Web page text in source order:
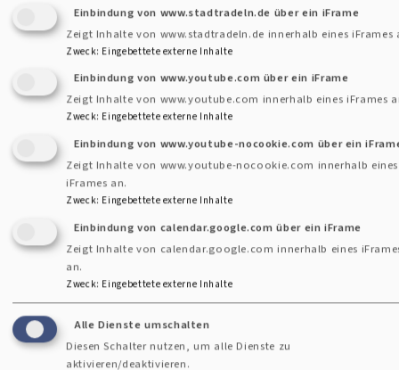
E-
Mail
an
das
Fußbereichsmenü
Impressum
Kontakt
Cookie-Einstellungen
Newsletter
Datenschutzerklärung
Barrierefreiheitserklärung
Anmelden
Einbindung von www.stadtradeln.de über ein iFrame
Zeigt Inhalte von www.stadtradeln.de innerhalb eines iFrames
Zweck: Eingebettete externe Inhalte
Einbindung von www.youtube.com über ein iFrame
Zeigt Inhalte von www.youtube.com innerhalb eines iFrames
Zweck: Eingebettete externe Inhalte
Einbindung von www.youtube-nocookie.com über ein
Zeigt Inhalte von www.youtube-nocookie.com innerhalb eines
iFrames an.
Zweck: Eingebettete externe Inhalte
Einbindung von calendar.google.com über ein iFrame
Zeigt Inhalte von calendar.google.com innerhalb eines
an.
Zweck: Eingebettete externe Inhalte
Alle Dienste umschalten
Diesen Schalter nutzen, um alle Dienste zu
aktivieren/deaktivieren.